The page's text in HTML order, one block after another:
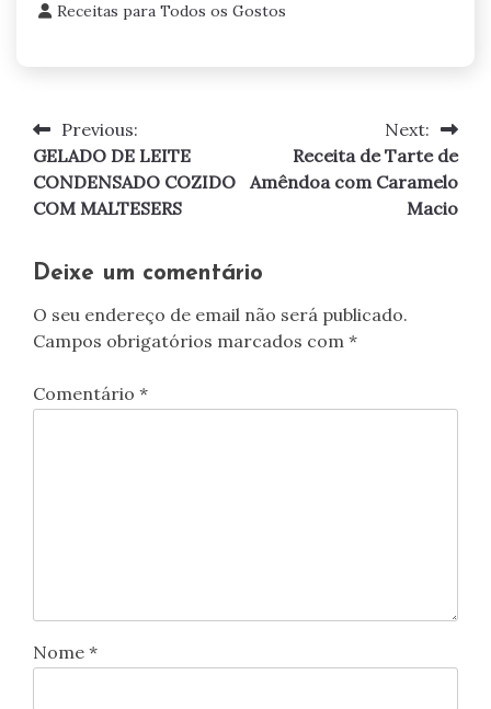
Receitas para Todos os Gostos
Navegação
de
artigos
Previous:
GELADO DE LEITE
CONDENSADO COZIDO
COM MALTESERS
Next:
Receita de Tarte de
Amêndoa com Caramelo
Macio
Deixe um comentário
O seu endereço de email não será publicado.
Campos obrigatórios marcados com *
Comentário *
Nome *